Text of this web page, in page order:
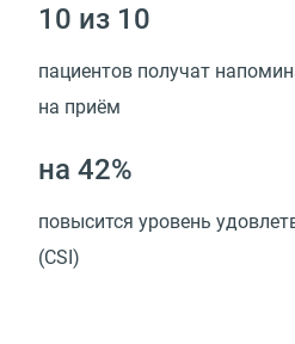
10 из 10
пациентов получат
на приём
на 42%
повысится уровень
(CSI)